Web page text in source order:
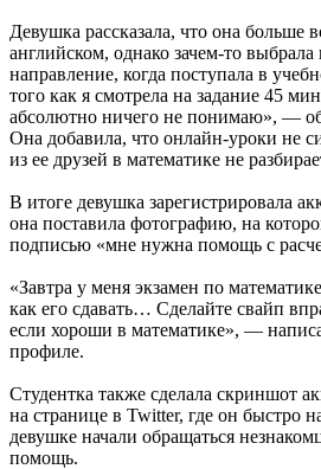
Девушка рассказала, что она больше
английском, однако зачем-то
направление, когда поступала в
того как я смотрела на задание 45
абсолютно ничего не понимаю», —
Она добавила, что онлайн-уроки не
из ее друзей в математике не
В итоге девушка зарегистрировала
она поставила фотографию, на
подписью «мне нужна помощь с
«Завтра у меня экзамен по
как его сдавать… Сделайте свайп
если хороши в математике», —
профиле.
Студентка также сделала скриншот
на странице в Twitter, где он быстро
девушке начали обращаться
помощь.